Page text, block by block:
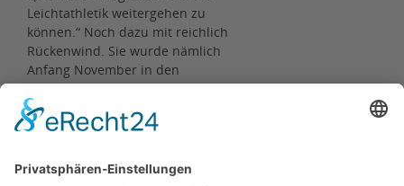
Leichtathletik weitergehen zu
können.“ Noch dazu mit reichlich
Rückenwind. Sie wurde nämlich
Anfang November in den
Bundeskader NK1 über 5.000 Meter
des Deutschen Leichtathletik-
Verbandes berufen. Das neue
offenen Armen empfangen.